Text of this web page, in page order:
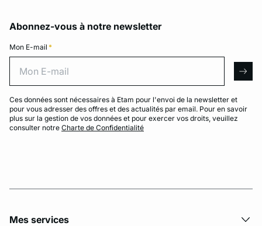
Abonnez-vous à notre newsletter
Mon E-mail *
Ces données sont nécessaires à Etam pour l'envoi de la newsletter et
pour vous adresser des offres et des actualités par email. Pour en savoir
plus sur la gestion de vos données et pour exercer vos droits, veuillez
consulter notre Charte de Confidentialité
Mes services